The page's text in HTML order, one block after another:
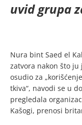
uvid grupa
Nura bint Saed el
zatvora nakon što
osudio za
tkiva“, navodi se u
pregledala
Kašogi, prenosi